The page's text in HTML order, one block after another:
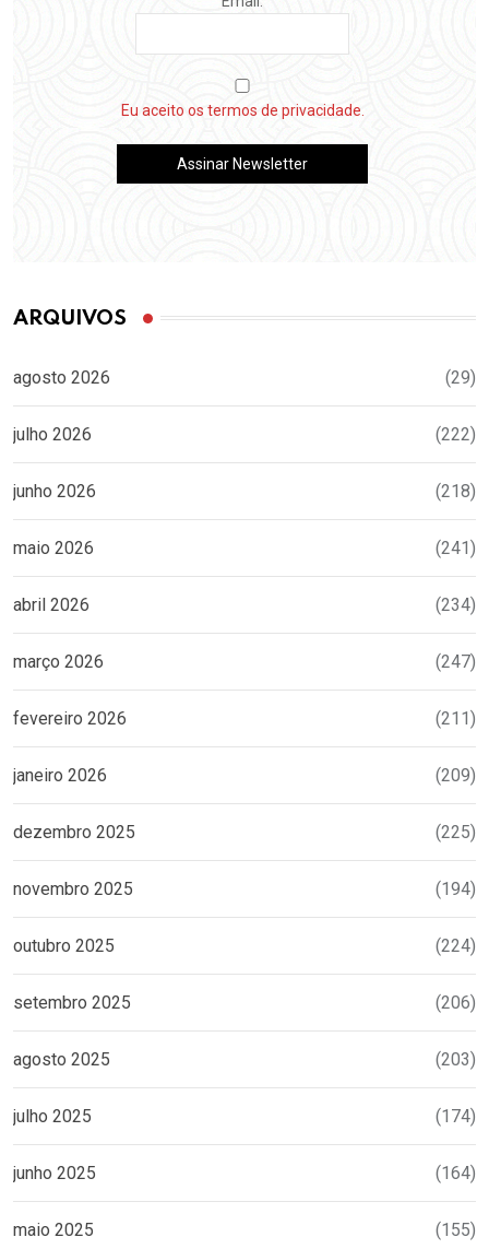
Eu aceito os termos de privacidade.
ARQUIVOS
agosto 2026 (29)
julho 2026 (222)
junho 2026 (218)
maio 2026 (241)
abril 2026 (234)
março 2026 (247)
fevereiro 2026 (211)
janeiro 2026 (209)
dezembro 2025 (225)
novembro 2025 (194)
outubro 2025 (224)
setembro 2025 (206)
agosto 2025 (203)
julho 2025 (174)
junho 2025 (164)
maio 2025 (155)